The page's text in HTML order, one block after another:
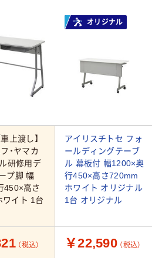
オリジナル
車上渡し】
・ヤマカ
研修用デ
プ脚 幅
450×高さ
イト 1台
アイリスチトセ フォ
ールディングテーブ
ル 幕板付 幅1200×奥
行450×高さ720mm
ホワイト オリジナル
1台 オリジナル
（税込） ￥22,590 （税込）